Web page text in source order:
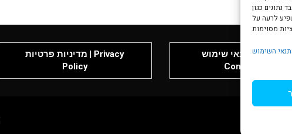
כגון
לרעה על
תנאי השימוש
מדיניות פרטיות | Privacy
Policy
תנאי שימוש | Terms &
Conditions